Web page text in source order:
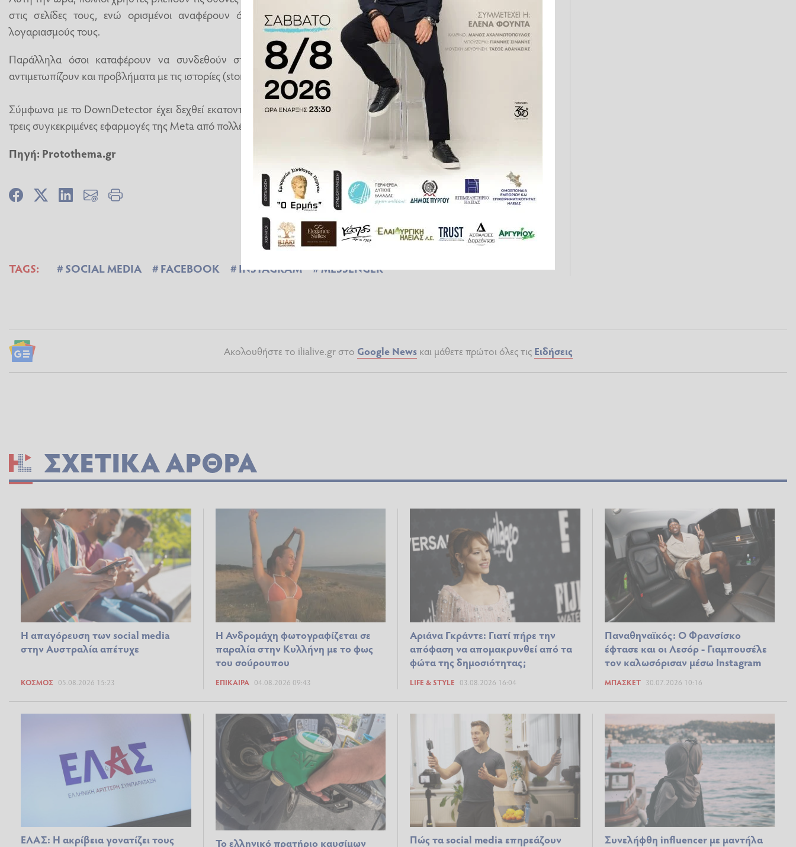
στις σελίδες τους, ενώ ορισμένοι αναφέρουν ότι αποσυνδέονται συχνά από τους
λογαριασμούς τους.
Παράλληλα όσοι καταφέρουν να συνδεθούν στους λογαριασμούς αναφέρουν ότι
αντιμετωπίζουν και προβλήματα με τις ιστορίες (stories).
Σύμφωνα με το DownDetector έχει δεχθεί εκατοντάδες αναφορές για προβλήματα στις
τρεις συγκεκριμένες εφαρμογές της Meta από πολλές χώρες, μεταξύ αυτών και η Ελλάδα.
Πηγή: Protothema.gr
TAGS: SOCIAL MEDIA FACEBOOK INSTAGRAM MESSENGER
Ακολουθήστε το ilialive.gr στο Google Newsκαι μάθετε πρώτοι όλες τις Ειδήσεις
ΣΧΕΤΙΚΆ ΆΡΘΡΑ
Η απαγόρευση των social media
στην Αυστραλία απέτυχε
ΚΌΣΜΟΣ 05.08.2026 15:23
Η Ανδρομάχη φωτογραφίζεται σε
παραλία στην Κυλλήνη με το φως
του σούρουπου
ΕΠΊΚΑΙΡΑ 04.08.2026 09:43
Αριάνα Γκράντε: Γιατί πήρε την
απόφαση να απομακρυνθεί από τα
φώτα της δημοσιότητας;
LIFE & STYLE 03.08.2026 16:04
Παναθηναϊκός: Ο Φρανσίσκο
έφτασε και οι Λεσόρ - Γιαμπουσέλε
τον καλωσόρισαν μέσω Instagram
ΜΠΆΣΚΕΤ 30.07.2026 10:16
ΕΛΑΣ: Η ακρίβεια γονατίζει τους
Το ελληνικό πρατήριο καυσίμων
Πώς τα social media επηρεάζουν
Συνελήφθη influencer με μαντήλα